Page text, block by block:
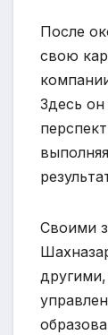
После
свою
Здесь
Своими